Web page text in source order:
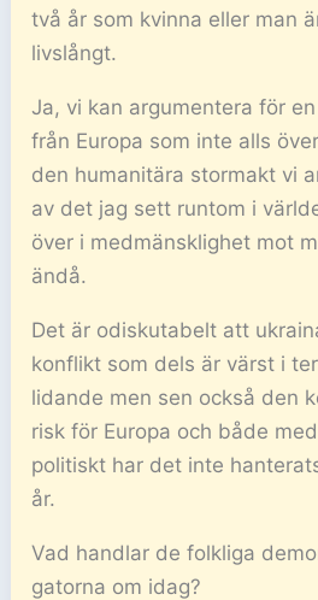
två år som kvinna eller man
livslångt.
Ja, vi kan argumentera för
från Europa som inte alls
den humanitära stormakt vi
av det jag sett runtom i
över i medmänsklighet mot
ändå.
Det är odiskutabelt att
konflikt som dels är värst i
lidande men sen också den
risk för Europa och både
politiskt har det inte
år.
Vad handlar de folkliga
gatorna om idag?